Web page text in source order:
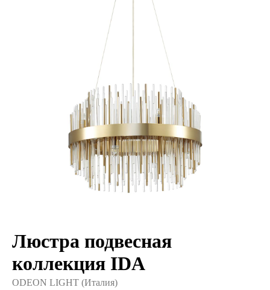
Люстра подвесная
коллекция IDA
ODEON LIGHT (Италия)